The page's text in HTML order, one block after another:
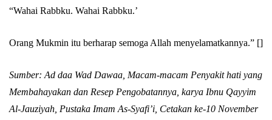
“Wahai Rabbku. Wahai Rabbku.’
Orang Mukmin itu berharap semoga Allah menyelamatkannya.” []
Sumber: Ad daa Wad Dawaa, Macam-macam Penyakit hati yang
Membahayakan dan Resep Pengobatannya, karya Ibnu Qayyim
Al-Jauziyah, Pustaka Imam As-Syafi’i, Cetakan ke-10 November